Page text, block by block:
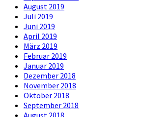
August 2019
Juli 2019
Juni 2019
April 2019
März 2019
Februar 2019
Januar 2019
Dezember 2018
November 2018
Oktober 2018
September 2018
August 2018